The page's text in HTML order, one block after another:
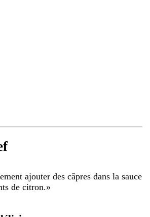
ajouter des câpres dans la sauce
de citron.»